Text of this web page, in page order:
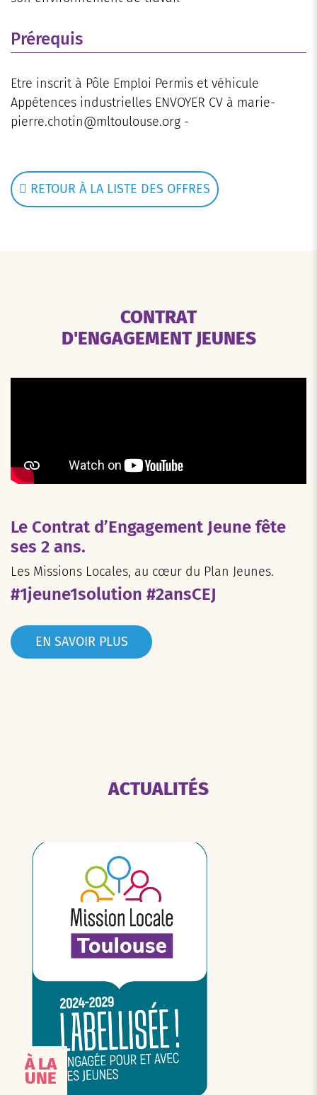
Prérequis
Etre inscrit à Pôle Emploi Permis et véhicule
Appétences industrielles ENVOYER CV à marie-
pierre.chotin@mltoulouse.org -
RETOUR À LA LISTE DES OFFRES
CONTRAT
D'ENGAGEMENT JEUNES
Le Contrat d’Engagement Jeune fête
ses 2 ans.
Les Missions Locales, au cœur du Plan Jeunes.
#1jeune1solution #2ansCEJ
EN SAVOIR PLUS
ACTUALITÉS
À LA
UNE